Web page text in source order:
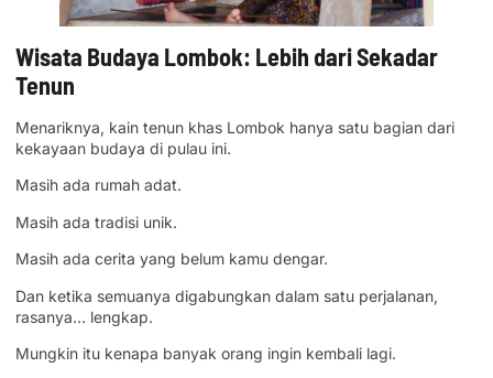
Wisata Budaya Lombok: Lebih dari Sekadar
Tenun
Menariknya, kain tenun khas Lombok hanya satu bagian dari
kekayaan budaya di pulau ini.
Masih ada rumah adat.
Masih ada tradisi unik.
Masih ada cerita yang belum kamu dengar.
Dan ketika semuanya digabungkan dalam satu perjalanan,
rasanya… lengkap.
Mungkin itu kenapa banyak orang ingin kembali lagi.